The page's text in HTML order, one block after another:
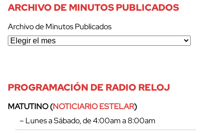
ARCHIVO DE MINUTOS PUBLICADOS
Archivo de Minutos Publicados
PROGRAMACIÓN DE RADIO RELOJ
MATUTINO (NOTICIARIO ESTELAR)
– Lunes a Sábado, de 4:00am a 8:00am